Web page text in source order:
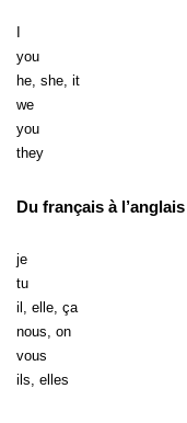
you
he, she, it
we
you
they
Du français à l’anglais
je
tu
il, elle, ça
nous, on
vous
ils, elles